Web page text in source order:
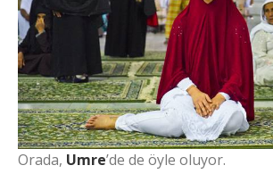
Orada, Umre’de de öyle oluyor.